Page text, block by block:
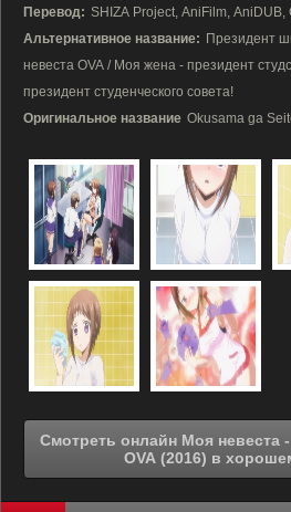
Перевод: SHIZA Project, AniFilm, AniDUB,
Альтернативное название: Президент
невеста OVA / Моя жена - президент
президент студенческого совета!
Оригинальное название Okusama ga
Смотреть онлайн Моя невеста - президент учсовета!
OVA (2016) в